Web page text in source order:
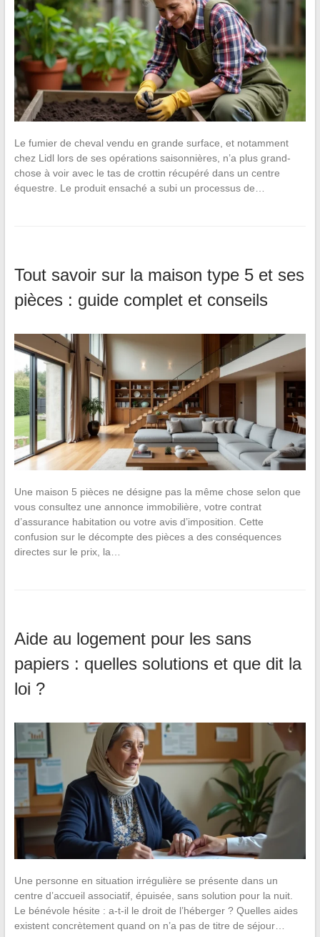
Le fumier de cheval vendu en grande surface, et notamment
chez Lidl lors de ses opérations saisonnières, n’a plus grand-
chose à voir avec le tas de crottin récupéré dans un centre
équestre. Le produit ensaché a subi un processus de…
Tout savoir sur la maison type 5 et ses
pièces : guide complet et conseils
Une maison 5 pièces ne désigne pas la même chose selon que
vous consultez une annonce immobilière, votre contrat
d’assurance habitation ou votre avis d’imposition. Cette
confusion sur le décompte des pièces a des conséquences
directes sur le prix, la…
Aide au logement pour les sans
papiers : quelles solutions et que dit la
loi ?
Une personne en situation irrégulière se présente dans un
centre d’accueil associatif, épuisée, sans solution pour la nuit.
Le bénévole hésite : a-t-il le droit de l’héberger ? Quelles aides
existent concrètement quand on n’a pas de titre de séjour…